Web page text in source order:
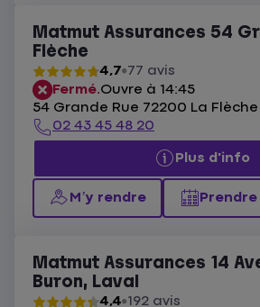
Matmut Assurances 54
Flèche
4,7 77 avis
Fermé.Ouvre à 14:45
54 Grande Rue 72200 La Flèche
02 43 45 48 20
Plus d'info
M’y rendre Prendre
Matmut Assurances 14
Buron, Laval
4,4 192 avis